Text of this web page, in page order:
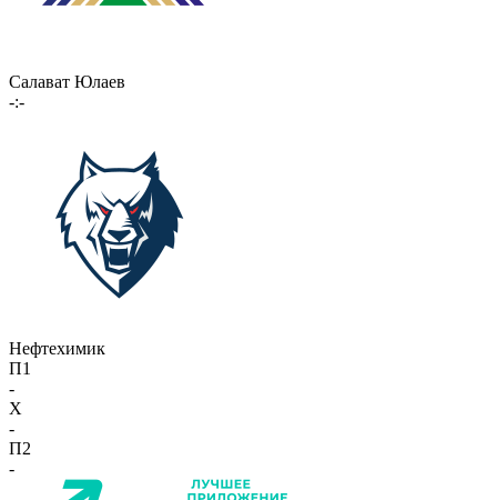
Салават Юлаев
-:-
Нефтехимик
П1
-
X
-
П2
-